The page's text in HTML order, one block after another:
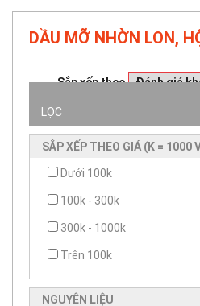
DẦU MỠ NHỜN LON,
Sắp xếp theo
LỌC
SẮP XẾP THEO GIÁ (K = 1000
Dưới 100k
100k - 300k
300k - 1000k
Trên 100k
NGUYÊN LIỆU